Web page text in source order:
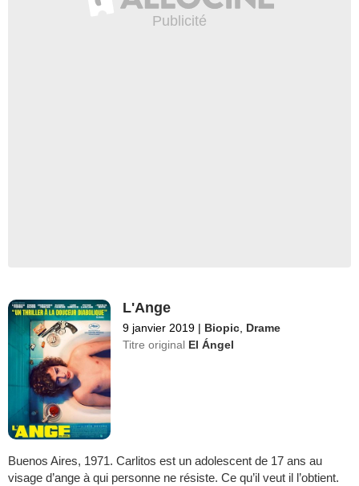
L'Ange
9 janvier 2019 | Biopic Drame
Titre original El Ángel
Buenos Aires, 1971. Carlitos est un adolescent de 17 ans au
visage d’ange à qui personne ne résiste. Ce qu’il veut il l’obtient.